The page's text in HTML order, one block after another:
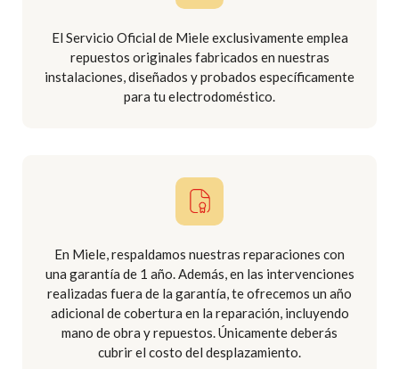
El Servicio Oficial de Miele exclusivamente emplea
repuestos originales fabricados en nuestras
instalaciones, diseñados y probados específicamente
para tu electrodoméstico.
En Miele, respaldamos nuestras reparaciones con
una garantía de 1 año. Además, en las intervenciones
realizadas fuera de la garantía, te ofrecemos un año
adicional de cobertura en la reparación, incluyendo
mano de obra y repuestos. Únicamente deberás
cubrir el costo del desplazamiento.